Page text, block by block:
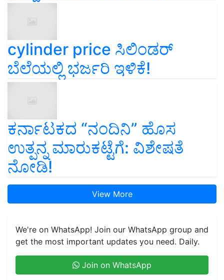
cylinder price ಸಿಲಿಂಡರ್‌
ಬೆಲೆಯಲ್ಲಿ ಭರ್ಜರಿ ಇಳಿಕೆ!
ಕರ್ನಾಟಕದ “ನಂದಿನಿ” ಹೊಸ
ಉತ್ಪನ್ನ ಮಾರುಕಟ್ಟೆಗೆ: ವಿಶೇಷತೆ
ನೋಡಿ!
View More
We're on WhatsApp! Join our WhatsApp group and
get the most important updates you need. Daily.
Join on WhatsApp